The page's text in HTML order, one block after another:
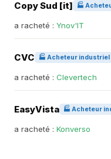
Copy Sud [it] 🏭
a racheté : Ynov'IT
CVC 🏭 Acheteur industriel
a racheté : Clevertech
EasyVista 🏭 Acheteur
a racheté : Konverso